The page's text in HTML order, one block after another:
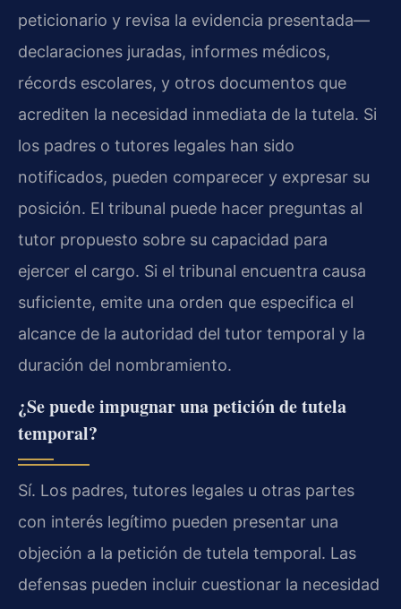
peticionario y revisa la evidencia presentada—
declaraciones juradas, informes médicos,
récords escolares, y otros documentos que
acrediten la necesidad inmediata de la tutela. Si
los padres o tutores legales han sido
notificados, pueden comparecer y expresar su
posición. El tribunal puede hacer preguntas al
tutor propuesto sobre su capacidad para
ejercer el cargo. Si el tribunal encuentra causa
suficiente, emite una orden que especifica el
alcance de la autoridad del tutor temporal y la
duración del nombramiento.
¿Se puede impugnar una petición de tutela
temporal?
Sí. Los padres, tutores legales u otras partes
con interés legítimo pueden presentar una
objeción a la petición de tutela temporal. Las
defensas pueden incluir cuestionar la necesidad